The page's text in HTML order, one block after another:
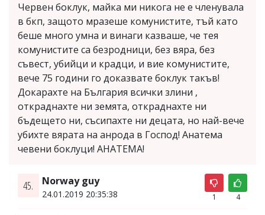
Червен боклук, майка ми никога не е членувала
в бкп, защото мразеше комунистите, тъй като
беше много умна и винаги казваше, че тея
комунистите са безродници, без вяра, без
съвест, убийци и крадци, и вие комунистите,
вече 75 години го доказвате боклук такъв!
Докарахте на България всички злини ,
откраднахте ни земята, откраднахте ни
бъдещето ни, съсипахте ни децата, но най-вече
убихте вярата на анрода в Господ! Анатема
чевени боклуци! АНАТЕМА!
45. Norway guy
24.01.2019 20:35:38 1 4